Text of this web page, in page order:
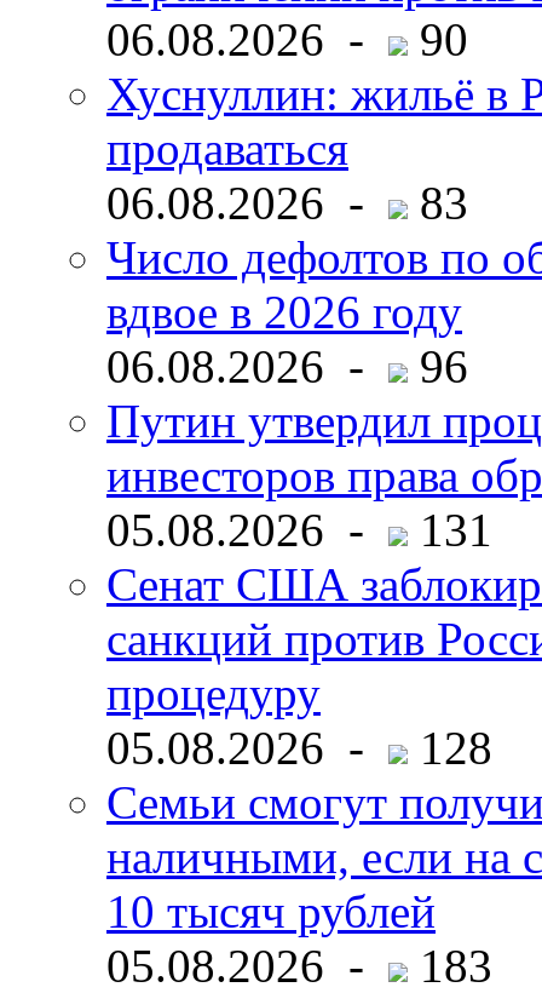
06.08.2026 -
90
Хуснуллин: жильё в
продаваться
06.08.2026 -
83
Число дефолтов по
вдвое в 2026 году
06.08.2026 -
96
Путин утвердил
инвесторов права
05.08.2026 -
131
Сенат США
санкций против
процедуру
05.08.2026 -
128
Семьи смогут
наличными, если на
10 тысяч рублей
05.08.2026 -
183